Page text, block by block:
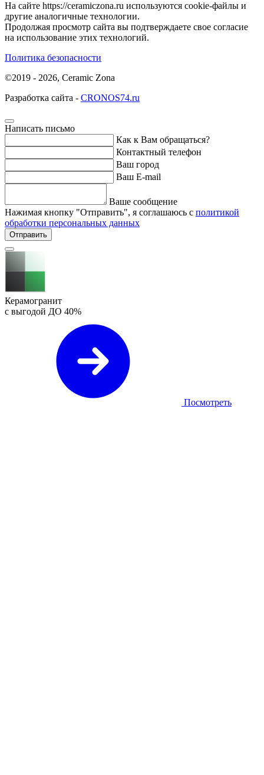
На сайте https://ceramiczona.ru используются coоkie-файлы и
другие аналогичные технологии.
Продолжая просмотр сайта вы подтверждаете свое согласие
на использование этих технологий.
Политика безопасности
©2019 - 2026, Ceramic Zona
Разработка сайта - CRONOS74.ru
Написать письмо
Как к Вам обращаться?
Контактный телефон
Ваш город
Ваш E-mail
Ваше сообщение
Нажимая кнопку "Отправить", я соглашаюсь с политикой
обработки персональных данных
Отправить
Керамогранит
с выгодой ДО 40%
Посмотреть